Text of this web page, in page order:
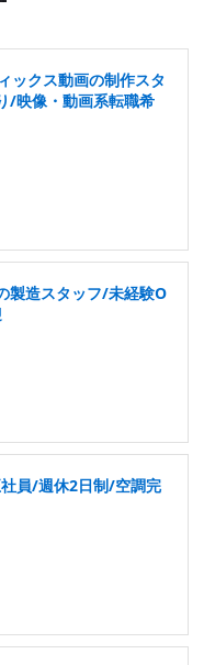
ックス動画の制作スタ
/映像・動画系転職希
製造スタッフ/未経験O
員/週休2日制/空調完